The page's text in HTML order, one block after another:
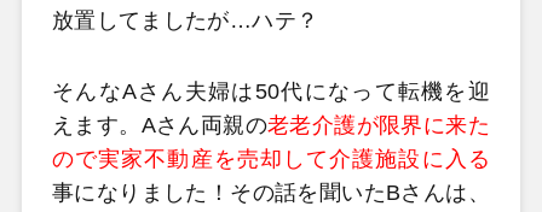
放置してましたが…ハテ？
そんなAさん夫婦は50代になって転機を迎
えます。Aさん両親の老老介護が限界に来た
ので実家不動産を売却して介護施設に入る
事になりました！その話を聞いたBさんは、